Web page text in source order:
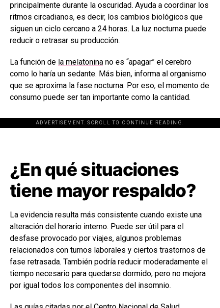
principalmente durante la oscuridad. Ayuda a coordinar los
ritmos circadianos, es decir, los cambios biológicos que
siguen un ciclo cercano a 24 horas. La luz nocturna puede
reducir o retrasar su producción.
La función de la melatonina no es “apagar” el cerebro
como lo haría un sedante. Más bien, informa al organismo
que se aproxima la fase nocturna. Por eso, el momento de
consumo puede ser tan importante como la cantidad.
ADVERTISEMENT. SCROLL TO CONTINUE READING.
[adsforwp id="243463"]
¿En qué situaciones
tiene mayor respaldo?
La evidencia resulta más consistente cuando existe una
alteración del horario interno. Puede ser útil para el
desfase provocado por viajes, algunos problemas
relacionados con turnos laborales y ciertos trastornos de
fase retrasada. También podría reducir moderadamente el
tiempo necesario para quedarse dormido, pero no mejora
por igual todos los componentes del insomnio.